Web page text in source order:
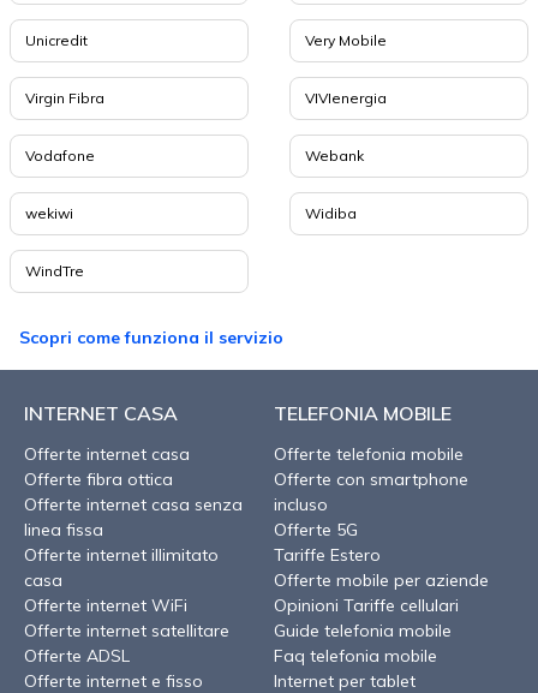
Unicredit Very Mobile
Virgin Fibra VIVIenergia
Vodafone Webank
wekiwi Widiba
WindTre
Scopri come funziona il servizio
INTERNET CASA
Offerte internet casa
Offerte fibra ottica
Offerte internet casa senza
linea fissa
Offerte internet illimitato
casa
Offerte internet WiFi
Offerte internet satellitare
Offerte ADSL
Offerte internet e fisso
TELEFONIA MOBILE
Offerte telefonia mobile
Offerte con smartphone
incluso
Offerte 5G
Tariffe Estero
Offerte mobile per aziende
Opinioni Tariffe cellulari
Guide telefonia mobile
Faq telefonia mobile
Internet per tablet